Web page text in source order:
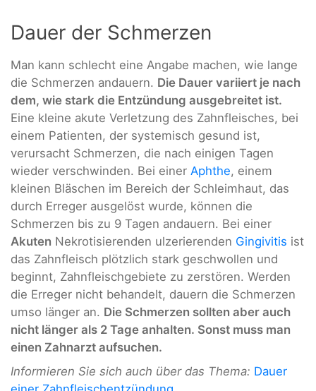
Dauer der Schmerzen
Man kann schlecht eine Angabe machen, wie lange
die Schmerzen andauern. Die Dauer variiert je nach
dem, wie stark die Entzündung ausgebreitet ist.
Eine kleine akute Verletzung des Zahnfleisches, bei
einem Patienten, der systemisch gesund ist,
verursacht Schmerzen, die nach einigen Tagen
wieder verschwinden. Bei einer Aphthe, einem
kleinen Bläschen im Bereich der Schleimhaut, das
durch Erreger ausgelöst wurde, können die
Schmerzen bis zu 9 Tagen andauern. Bei einer
Akuten Nekrotisierenden ulzerierenden Gingivitis ist
das Zahnfleisch plötzlich stark geschwollen und
beginnt, Zahnfleischgebiete zu zerstören. Werden
die Erreger nicht behandelt, dauern die Schmerzen
umso länger an. Die Schmerzen sollten aber auch
nicht länger als 2 Tage anhalten. Sonst muss man
einen Zahnarzt aufsuchen.
Informieren Sie sich auch über das Thema: Dauer